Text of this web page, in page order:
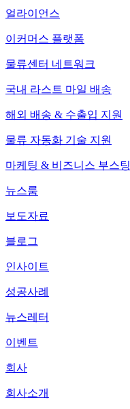
얼라이언스
이커머스 플랫폼
물류센터 네트워크
국내 라스트 마일 배송
해외 배송 & 수출입 지원
물류 자동화 기술 지원
마케팅 & 비즈니스 부스팅
뉴스룸
보도자료
블로그
인사이트
성공사례
뉴스레터
이벤트
회사
회사소개